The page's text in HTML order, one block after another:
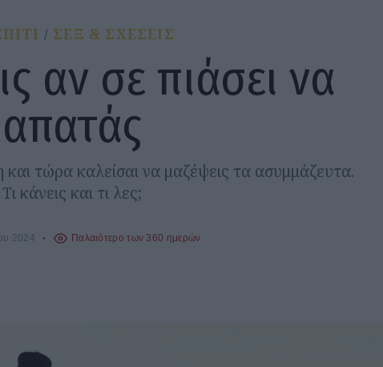
ΣΕΞ & ΣΧΕΣΕΙΣ
αν σε πιάσει να
απατάς
τώρα καλείσαι να μαζέψεις τα ασυμμάζευτα.
Τι κάνεις και τι λες;
2024 Παλαιότερο των 360 ημερών